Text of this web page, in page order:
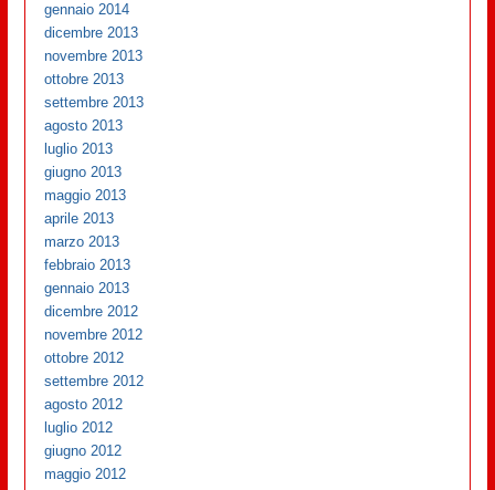
gennaio 2014
dicembre 2013
novembre 2013
ottobre 2013
settembre 2013
agosto 2013
luglio 2013
giugno 2013
maggio 2013
aprile 2013
marzo 2013
febbraio 2013
gennaio 2013
dicembre 2012
novembre 2012
ottobre 2012
settembre 2012
agosto 2012
luglio 2012
giugno 2012
maggio 2012